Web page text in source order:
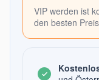
VIP werden ist
den besten